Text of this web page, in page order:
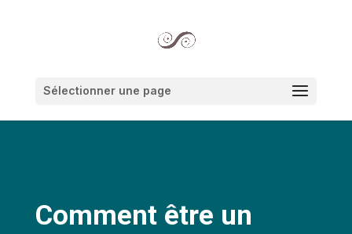
Sélectionner une page
Comment être un